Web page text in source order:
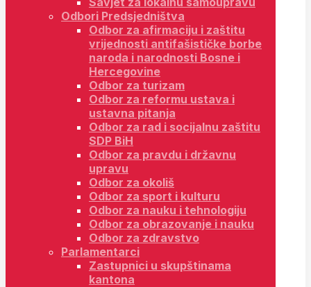
Odbori Predsjedništva
Odbor za afirmaciju i zaštitu
vrijednosti antifašističke borbe
naroda i narodnosti Bosne i
Hercegovine
Odbor za turizam
Odbor za reformu ustava i
ustavna pitanja
Odbor za rad i socijalnu zaštitu
SDP BiH
Odbor za pravdu i državnu
upravu
Odbor za okoliš
Odbor za sport i kulturu
Odbor za nauku i tehnologiju
Odbor za obrazovanje i nauku
Odbor za zdravstvo
Parlamentarci
Zastupnici u skupštinama
kantona